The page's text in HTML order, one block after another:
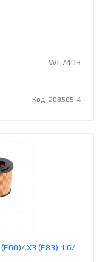
WL7403
Код: 208505-4
X3 (E83) 1.6/